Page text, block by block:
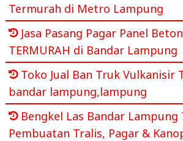
Termurah di Metro Lampung
Jasa Pasang Pagar Panel
TERMURAH di Bandar Lampung
Toko Jual Ban Truk Vulkanisir
bandar lampung,lampung
Bengkel Las Bandar Lampung
Pembuatan Tralis, Pagar &